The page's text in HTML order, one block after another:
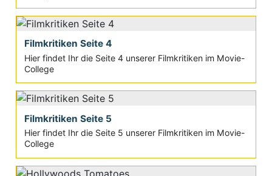
Filmkritiken Seite 4
Hier findet Ihr die Seite 4 unserer Filmkritiken im Movie-
College
Filmkritiken Seite 5
Hier findet Ihr die Seite 5 unserer Filmkritiken im Movie-
College